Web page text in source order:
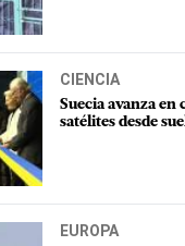
CIENCIA
Suecia avanza
satélites desde
EUROPA